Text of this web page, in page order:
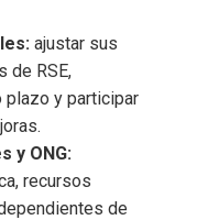
ajustar sus
de RSE,
y participar
y ONG:
recursos
de